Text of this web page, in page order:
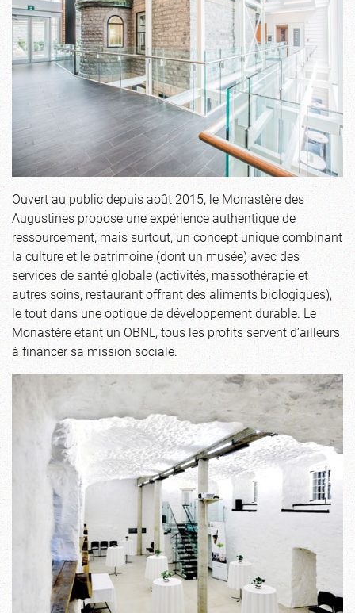
Ouvert au public depuis août 2015, le Monastère des
Augustines propose une expérience authentique de
ressourcement, mais surtout, un concept unique combinant
la culture et le patrimoine (dont un musée) avec des
services de santé globale (activités, massothérapie et
autres soins, restaurant offrant des aliments biologiques),
le tout dans une optique de développement durable. Le
Monastère étant un OBNL, tous les profits servent d’ailleurs
à financer sa mission sociale.